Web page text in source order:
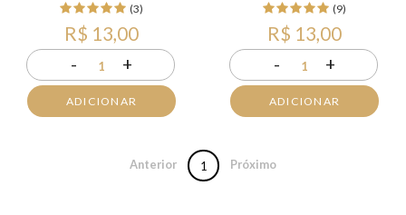
(3)
R$ 13,00
- 1 +
ADICIONAR
(9)
R$ 13,00
- 1 +
ADICIONAR
Anterior 1 Próximo